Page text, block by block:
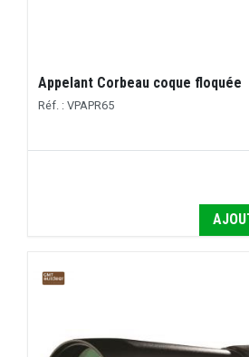
Appelant Corbeau coque floquée
Réf. : VPAPR65